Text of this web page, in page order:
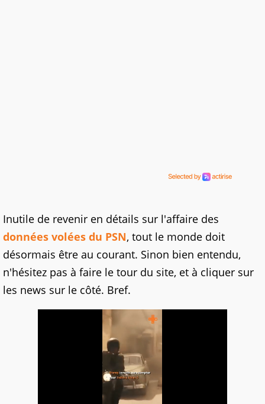
Inutile de revenir en détails sur l'affaire des
données volées du PSN, tout le monde doit
désormais être au courant. Sinon bien entendu,
n'hésitez pas à faire le tour du site, et à cliquer sur
les news sur le côté. Bref.